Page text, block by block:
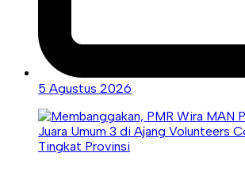
5 Agustus 2026